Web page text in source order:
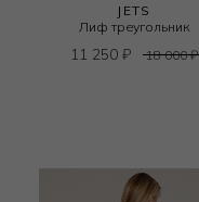
JETS
Лиф треугольник
11 250 ₽ 18 000₽